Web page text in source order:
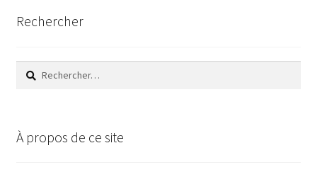
Rechercher
Rechercher :
À propos de ce site